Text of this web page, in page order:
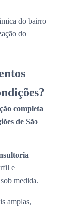
do bairro
do
completa
de São
e
medida.
amplas,